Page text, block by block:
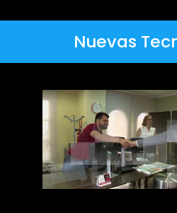
Nuevas